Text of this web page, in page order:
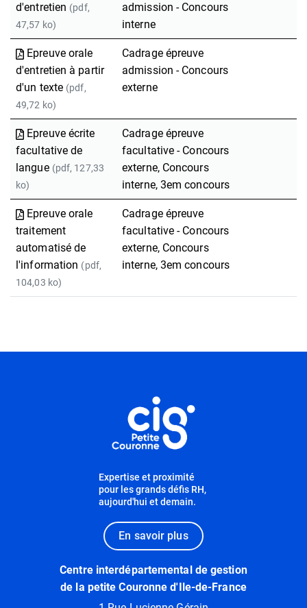
d'entretien (pdf,
47,57 ko)
admission - Concours
interne
Epreuve orale
d'entretien à partir
d'un texte (pdf,
49,72 ko)
Cadrage épreuve
admission - Concours
externe
Epreuve écrite
facultative de
langue (pdf, 127,33
ko)
Cadrage épreuve
facultative - Concours
externe, Concours
interne, 3em concours
Epreuve orale
traitement
automatisé de
l'information (pdf,
104,03 ko)
Cadrage épreuve
facultative - Concours
externe, Concours
interne, 3em concours
Expertise et proximité
pour les grands défis RH,
aujourd'hui et demain.
En savoir plus
Centre interdépartemental de gestion
de la petite Couronne d'Ile-de-France